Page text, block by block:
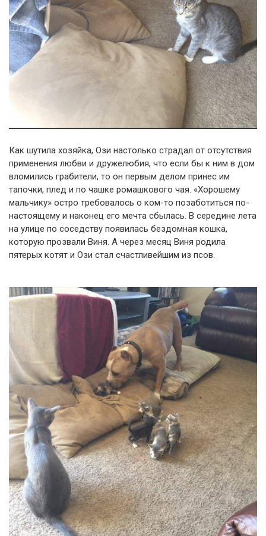
Как шутила хозяйка, Ози настолько страдал от отсутствия
применения любви и дружелюбия, что если бы к ним в дом
вломились грабители, то он первым делом принес им
тапочки, плед и по чашке ромашкового чая. «Хорошему
мальчику» остро требовалось о ком-то позаботиться по-
настоящему и наконец его мечта сбылась. В середине лета
на улице по соседству появилась бездомная кошка,
которую прозвали Виня. А через месяц Виня родила
пятерых котят и Ози стал счастливейшим из псов.